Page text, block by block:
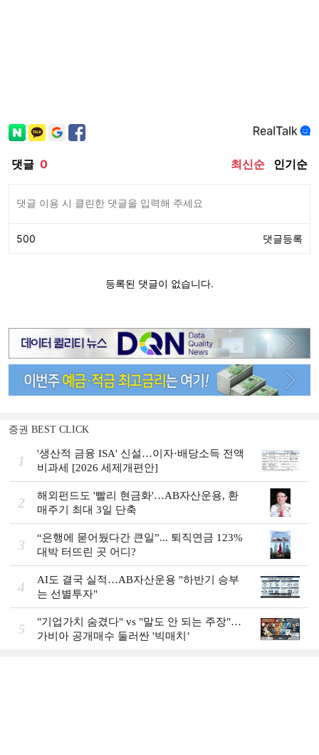
증권 BEST CLICK
1
'생산적 금융 ISA' 신설…이자·배당소득 전액
비과세 [2026 세제개편안]
2
해외펀드도 '빨리 현금화'…AB자산운용, 환
매주기 최대 3일 단축
3
“은행에 묻어뒀다간 큰일”... 퇴직연금 123%
대박 터뜨린 곳 어디?
4
AI도 결국 실적…AB자산운용 "하반기 승부
는 선별투자"
5
"기업가치 숨겼다" vs "말도 안 되는 주장"…
가비아 공개매수 둘러싼 '빅매치’